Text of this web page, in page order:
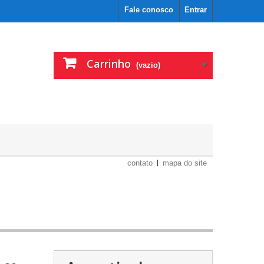
Entrar
Fale conosco
Carrinho (vazio)
contato mapa do site